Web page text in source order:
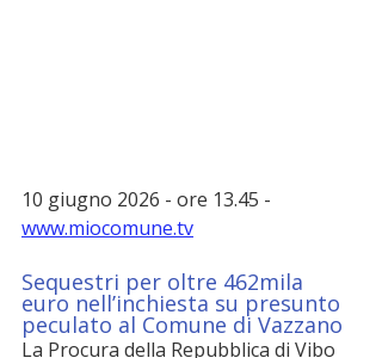
10 giugno 2026 - ore 13.45 -
www.miocomune.tv
Sequestri per oltre 462mila
euro nell’inchiesta su presunto
peculato al Comune di Vazzano
La Procura della Repubblica di Vibo